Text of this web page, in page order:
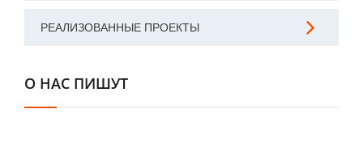
РЕАЛИЗОВАННЫЕ ПРОЕКТЫ
О НАС ПИШУТ